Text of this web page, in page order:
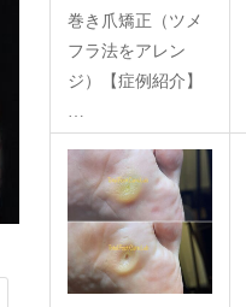
巻き爪矯正（ツメ
フラ法をアレン
ジ）【症例紹介】
…